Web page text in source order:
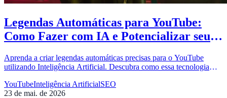
Legendas Automáticas para YouTube:
Como Fazer com IA e Potencializar seu
Aprenda a criar legendas automáticas precisas para o YouTube
utilizando Inteligência Artificial. Descubra como essa tecnologia
YouTubeInteligência ArtificialSEO
23 de mai. de 2026